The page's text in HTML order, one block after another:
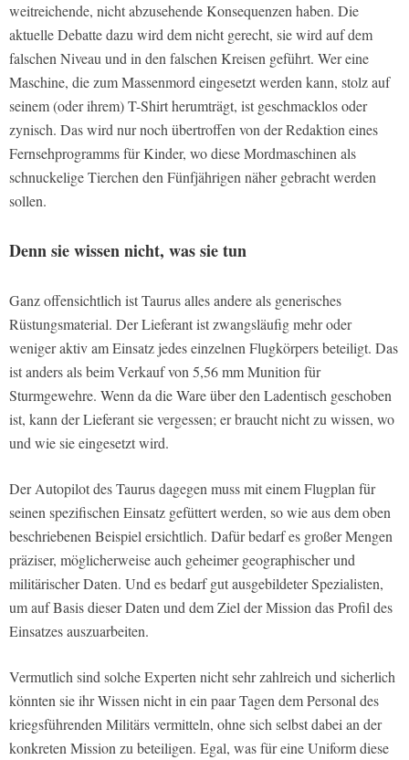
weitreichende, nicht abzusehende Konsequenzen haben. Die
aktuelle Debatte dazu wird dem nicht gerecht, sie wird auf dem
falschen Niveau und in den falschen Kreisen geführt. Wer eine
Maschine, die zum Massenmord eingesetzt werden kann, stolz auf
seinem (oder ihrem) T-Shirt herumträgt, ist geschmacklos oder
zynisch. Das wird nur noch übertroffen von der Redaktion eines
Fernsehprogramms für Kinder, wo diese Mordmaschinen als
schnuckelige Tierchen den Fünfjährigen näher gebracht werden
sollen.
Denn sie wissen nicht, was sie tun
Ganz offensichtlich ist Taurus alles andere als generisches
Rüstungsmaterial. Der Lieferant ist zwangsläufig mehr oder
weniger aktiv am Einsatz jedes einzelnen Flugkörpers beteiligt. Das
ist anders als beim Verkauf von 5,56 mm Munition für
Sturmgewehre. Wenn da die Ware über den Ladentisch geschoben
ist, kann der Lieferant sie vergessen; er braucht nicht zu wissen, wo
und wie sie eingesetzt wird.
Der Autopilot des Taurus dagegen muss mit einem Flugplan für
seinen spezifischen Einsatz gefüttert werden, so wie aus dem oben
beschriebenen Beispiel ersichtlich. Dafür bedarf es großer Mengen
präziser, möglicherweise auch geheimer geographischer und
militärischer Daten. Und es bedarf gut ausgebildeter Spezialisten,
um auf Basis dieser Daten und dem Ziel der Mission das Profil des
Einsatzes auszuarbeiten.
Vermutlich sind solche Experten nicht sehr zahlreich und sicherlich
könnten sie ihr Wissen nicht in ein paar Tagen dem Personal des
kriegsführenden Militärs vermitteln, ohne sich selbst dabei an der
konkreten Mission zu beteiligen. Egal, was für eine Uniform diese